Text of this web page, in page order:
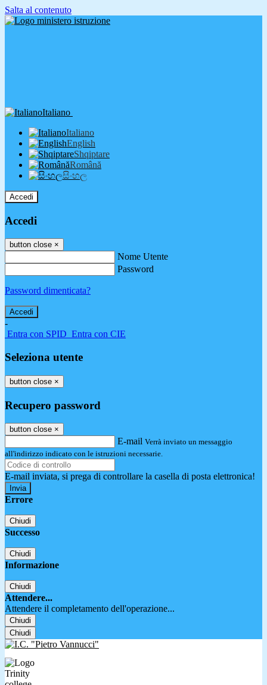
Salta al contenuto
Italiano
Italiano
English
Shqiptare
Română
සිංහල
Accedi
Accedi
button close ×
Nome Utente
Password
Password dimenticata?
-
Entra con SPID Entra con CIE
Seleziona utente
button close ×
Recupero password
button close ×
E-mail Verrà inviato un messaggio
all'indirizzo indicato con le istruzioni necessarie.
E-mail inviata, si prega di controllare la casella di posta elettronica!
Errore
Chiudi
Successo
Chiudi
Informazione
Chiudi
Attendere...
Attendere il completamento dell'operazione...
Chiudi
Chiudi